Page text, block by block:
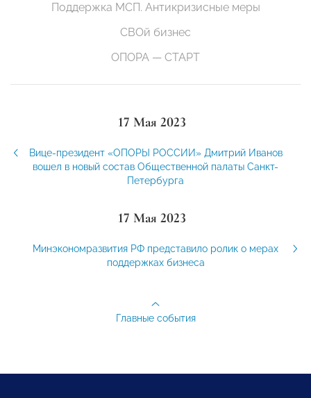
Поддержка МСП. Антикризисные меры
СВОй бизнес
ОПОРА — СТАРТ
17 Мая 2023
Вице-президент «ОПОРЫ РОССИИ» Дмитрий Иванов
вошел в новый состав Общественной палаты Санкт-
Петербурга
17 Мая 2023
Минэкономразвития РФ представило ролик о мерах
поддержках бизнеса
Главные события